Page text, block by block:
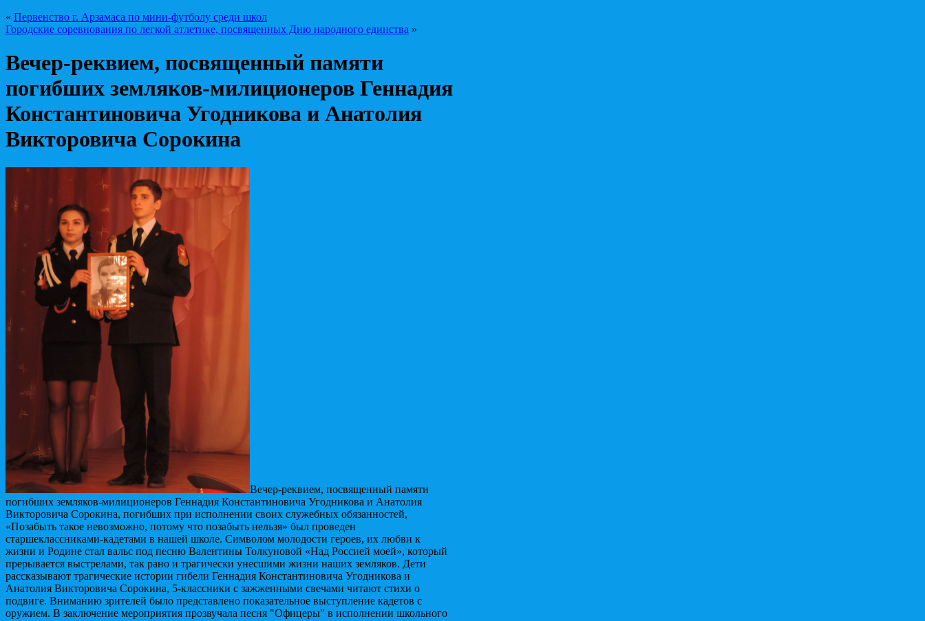
« Первенство г. Арзамаса по мини-футболу среди школ
Городские соревнования по легкой атлетике, посвященных Дню народного единства »
Вечер-реквием, посвященный памяти
погибших земляков-милиционеров Геннадия
Константиновича Угодникова и Анатолия
Викторовича Сорокина
Вечер-реквием, посвященный памяти
погибших земляков-милиционеров Геннадия Константиновича Угодникова и Анатолия
Викторовича Сорокина, погибших при исполнении своих служебных обязанностей,
«Позабыть такое невозможно, потому что позабыть нельзя» был проведен
старшеклассниками-кадетами в нашей школе. Символом молодости героев, их любви к
жизни и Родине стал вальс под песню Валентины Толкуновой «Над Россией моей», который
прерывается выстрелами, так рано и трагически унесшими жизни наших земляков. Дети
рассказывают трагические истории гибели Геннадия Константиновича Угодникова и
Анатолия Викторовича Сорокина, 5-классники с зажженными свечами читают стихи о
подвиге. Вниманию зрителей было представлено показательное выступление кадетов с
оружием. В заключение мероприятия прозвучала песня "Офицеры" в исполнении школьного